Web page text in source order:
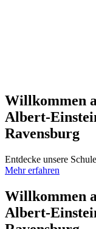
Willkommen
Albert-
Ravensburg
Entdecke unsere
Mehr erfahren
Willkommen
Albert-